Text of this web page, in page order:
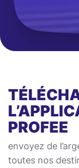
PROFEE
envoyez de
toutes nos